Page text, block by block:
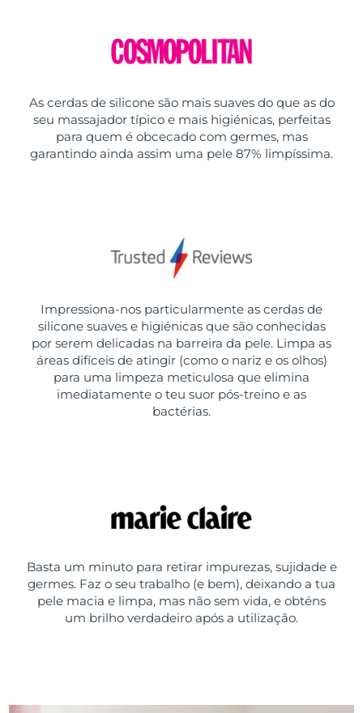
As cerdas de silicone são mais suaves do que as do
seu massajador típico e mais higiénicas, perfeitas
para quem é obcecado com germes, mas
garantindo ainda assim uma pele 87% limpíssima.
Impressiona-nos particularmente as cerdas de
silicone suaves e higiénicas que são conhecidas
por serem delicadas na barreira da pele. Limpa as
áreas difíceis de atingir (como o nariz e os olhos)
para uma limpeza meticulosa que elimina
imediatamente o teu suor pós-treino e as
bactérias.
Basta um minuto para retirar impurezas, sujidade e
germes. Faz o seu trabalho (e bem), deixando a tua
pele macia e limpa, mas não sem vida, e obténs
um brilho verdadeiro após a utilização.